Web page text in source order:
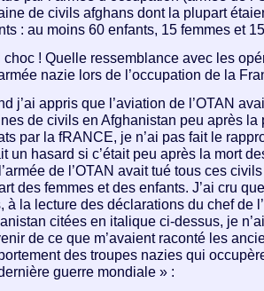
de civils afghans dont la plupart
: au moins 60 enfants, 15 femmes et
choc ! Quelle ressemblance avec les
nazie lors de l’occupation de la
j’ai appris que l’aviation de l’OTAN
de civils en Afghanistan peu après la
par la fRANCE, je n’ai pas fait le
un hasard si c’était peu après la mort
de l’OTAN avait tué tous ces
des femmes et des enfants. J’ai cru
à la lecture des déclarations du chef de
citées en italique ci-dessus, je
de ce que m’avaient raconté les
des troupes nazies qui
guerre mondiale » :